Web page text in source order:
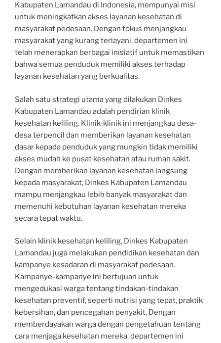
Kabupaten Lamandau di Indonesia, mempunyai misi
untuk meningkatkan akses layanan kesehatan di
masyarakat pedesaan. Dengan fokus menjangkau
masyarakat yang kurang terlayani, departemen ini
telah menerapkan berbagai inisiatif untuk memastikan
bahwa semua penduduk memiliki akses terhadap
layanan kesehatan yang berkualitas.
Salah satu strategi utama yang dilakukan Dinkes
Kabupaten Lamandau adalah pendirian klinik
kesehatan keliling. Klinik-klinik ini menjangkau desa-
desa terpencil dan memberikan layanan kesehatan
dasar kepada penduduk yang mungkin tidak memiliki
akses mudah ke pusat kesehatan atau rumah sakit.
Dengan memberikan layanan kesehatan langsung
kepada masyarakat, Dinkes Kabupaten Lamandau
mampu menjangkau lebih banyak masyarakat dan
memenuhi kebutuhan layanan kesehatan mereka
secara tepat waktu.
Selain klinik kesehatan keliling, Dinkes Kabupaten
Lamandau juga melakukan pendidikan kesehatan dan
kampanye kesadaran di masyarakat pedesaan.
Kampanye-kampanye ini bertujuan untuk
mengedukasi warga tentang tindakan-tindakan
kesehatan preventif, seperti nutrisi yang tepat, praktik
kebersihan, dan pencegahan penyakit. Dengan
memberdayakan warga dengan pengetahuan tentang
cara menjaga kesehatan mereka, departemen ini